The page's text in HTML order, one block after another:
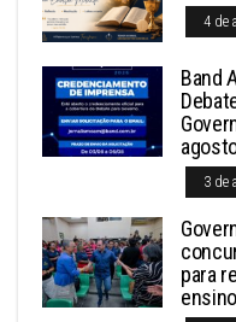
4 de
Band
3 de
para
ensino